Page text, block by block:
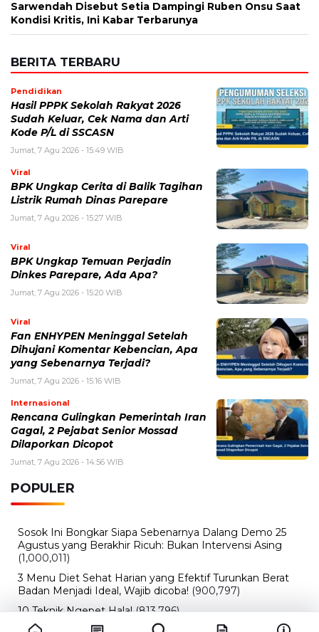
Sarwendah Disebut Setia Dampingi Ruben Onsu Saat
Kondisi Kritis, Ini Kabar Terbarunya
BERITA TERBARU
Pendidikan
Hasil PPPK Sekolah Rakyat 2026
Sudah Keluar, Cek Nama dan Arti
Kode P/L di SSCASN
Jumat, 7 Agu 2026 - 15:49 WIB
Viral
BPK Ungkap Cerita di Balik Tagihan
Listrik Rumah Dinas Parepare
Jumat, 7 Agu 2026 - 15:27 WIB
Viral
BPK Ungkap Temuan Perjadin
Dinkes Parepare, Ada Apa?
Jumat, 7 Agu 2026 - 15:20 WIB
Viral
Fan ENHYPEN Meninggal Setelah
Dihujani Komentar Kebencian, Apa
yang Sebenarnya Terjadi?
Jumat, 7 Agu 2026 - 15:16 WIB
Internasional
Rencana Gulingkan Pemerintah Iran
Gagal, 2 Pejabat Senior Mossad
Dilaporkan Dicopot
Jumat, 7 Agu 2026 - 14:56 WIB
POPULER
Sosok Ini Bongkar Siapa Sebenarnya Dalang Demo 25
Agustus yang Berakhir Ricuh: Bukan Intervensi Asing
(1,000,011)
3 Menu Diet Sehat Harian yang Efektif Turunkan Berat
Badan Menjadi Ideal, Wajib dicoba! (900,797)
10 Teknik Ngepet Halal (813,796)